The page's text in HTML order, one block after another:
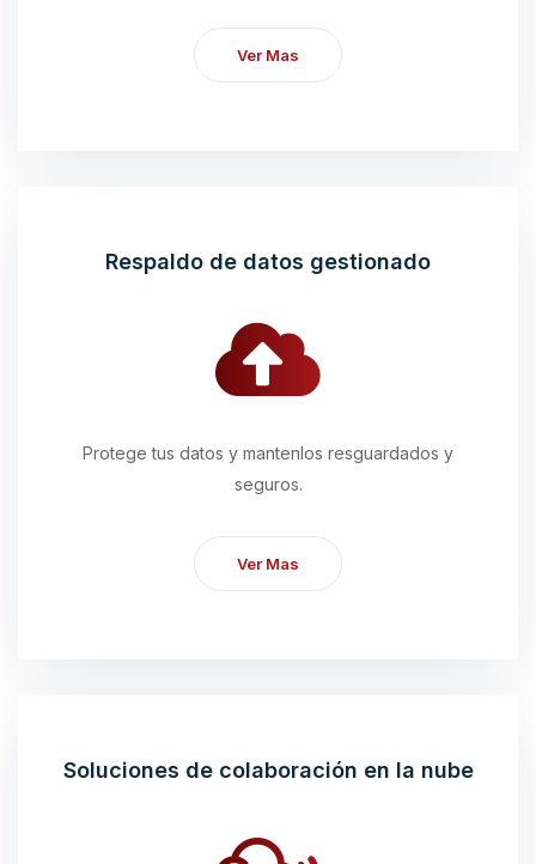
Ver Mas
Respaldo de datos gestionado
Protege tus datos y mantenlos resguardados y
seguros.
Ver Mas
Soluciones de colaboración en la nube